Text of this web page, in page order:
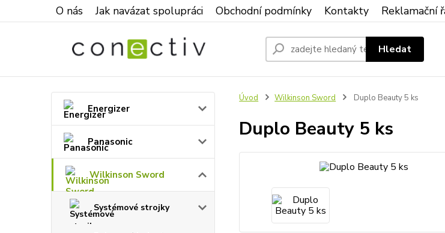
O nás Jak navázat spolupráci Obchodní podmínky Kontakty Reklamační
Hledat
Energizer
Panasonic
Wilkinson Sword
Systémové strojky
Úvod Wilkinson Sword Duplo Beauty 5 ks
Duplo Beauty 5 ks